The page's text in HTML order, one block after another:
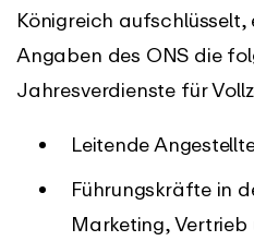
Königreich
Angaben des ONS die
Jahresverdienste für
Leitende
Führungskräfte in
Marketing, Vertrieb